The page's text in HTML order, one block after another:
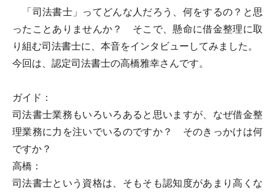
「司法書士」ってどんな人だろう、何をするの？と思
ったことありませんか？ そこで、懸命に借金整理に取
り組む司法書士に、本音をインタビューしてみました。
今回は、認定司法書士の高橋雅幸さんです。
ガイド：
司法書士業務もいろいろあると思いますが、なぜ借金整
理業務に力を注いでいるのですか？ そのきっかけは何
ですか？
高橋：
司法書士という資格は、そもそも認知度があまり高くな